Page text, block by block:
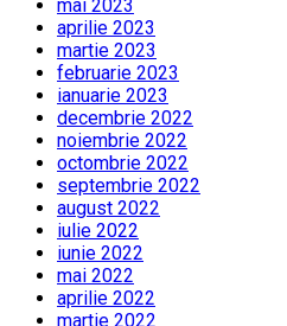
mai 2023
aprilie 2023
martie 2023
februarie 2023
ianuarie 2023
decembrie 2022
noiembrie 2022
octombrie 2022
septembrie 2022
august 2022
iulie 2022
iunie 2022
mai 2022
aprilie 2022
martie 2022